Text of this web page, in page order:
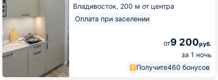
Владивосток, 200 м от центра
Оплата при заселении
от9 200руб.
за 1 ночь
Получите460 бонусов